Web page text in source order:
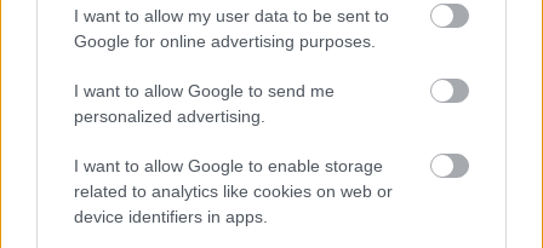
I want to allow my user data to be sent to
Google for online advertising purposes.
I want to allow Google to send me
personalized advertising.
I want to allow Google to enable storage
related to analytics like cookies on web or
device identifiers in apps.
ΑΝΑΚΟΙΝΩΣΕΙΣ ΜΕΤΟΧΗΣ
2026-08-03 | 09:31:45
TITC - Ανακοίνωση πρόθεσης απόκτησης ιδίων μετοχών
Δείτε το συνημμένο αρχείο.